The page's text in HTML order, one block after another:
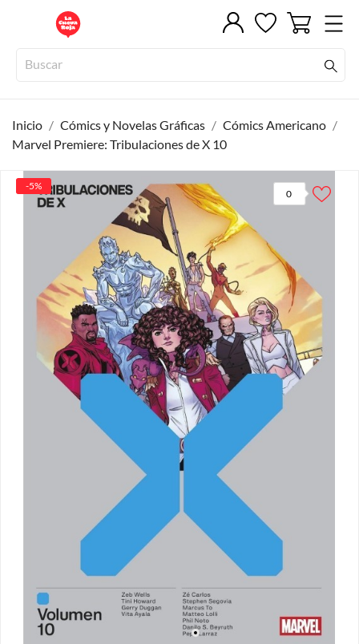
Inicio Cómics y Novelas Gráficas
Cómics Americano
Marvel Premiere: Tribulaciones de X 10
0
-5%